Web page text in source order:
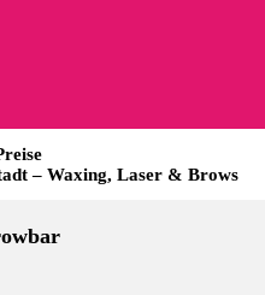
– Waxing, Laser & Brows